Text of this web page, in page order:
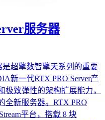
服务器
是超擎数智擎天系列的重要
新一代RTX PRO Server产
致弹性的架构扩展能力，
全新服务器。RTX PRO
平台，搭载 8 块